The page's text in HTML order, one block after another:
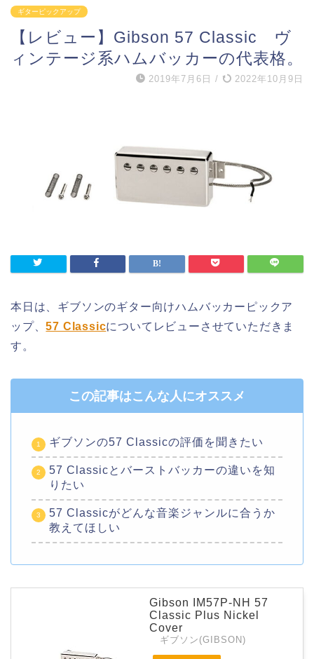
ギターピックアップ
【レビュー】Gibson 57 Classic ヴ
ィンテージ系ハムバッカーの代表格。
2019年7月6日 / 2022年10月9日
本日は、ギブソンのギター向けハムバッカーピックア
ップ、57 Classicについてレビューさせていただきま
す。
この記事はこんな人にオススメ
ギブソンの57 Classicの評価を聞きたい
57 Classicとバーストバッカーの違いを知
りたい
57 Classicがどんな音楽ジャンルに合うか
教えてほしい
Gibson IM57P-NH 57
Classic Plus Nickel
Cover
ギブソン(GIBSON)